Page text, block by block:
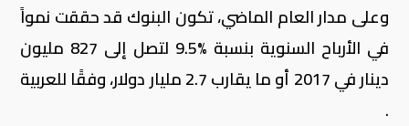
وعلى مدار العام الماضي، تكون البنوك قد حققت نمواً
في الأرباح السنوية بنسبة %9.5 لتصل إلى 827 مليون
دينار في 2017 أو ما يقارب 2.7 مليار دولار، وفقًا للعربية
.